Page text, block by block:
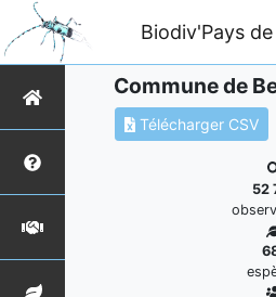
Biodiv'Pays
Commune de
Télécharger CSV
52